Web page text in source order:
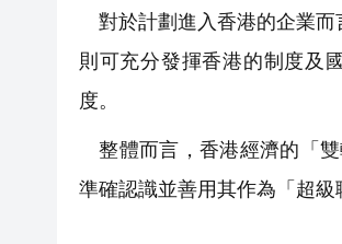
對於計劃進入香港的企業而
則可充分發揮香港的制度及
度。
整體而言，香港經濟的「
準確認識並善用其作為「超級